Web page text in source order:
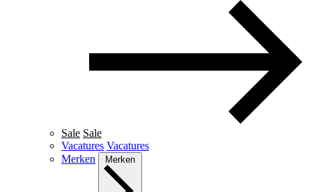
Sale Sale
Vacatures Vacatures
Merken
Merken